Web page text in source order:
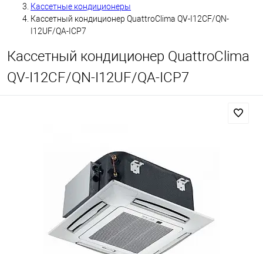
Кассетные кондиционеры
Кассетный кондиционер QuattroClima QV-I12CF/QN-
I12UF/QA-ICP7
Кассетный кондиционер QuattroClima
QV-I12CF/QN-I12UF/QA-ICP7